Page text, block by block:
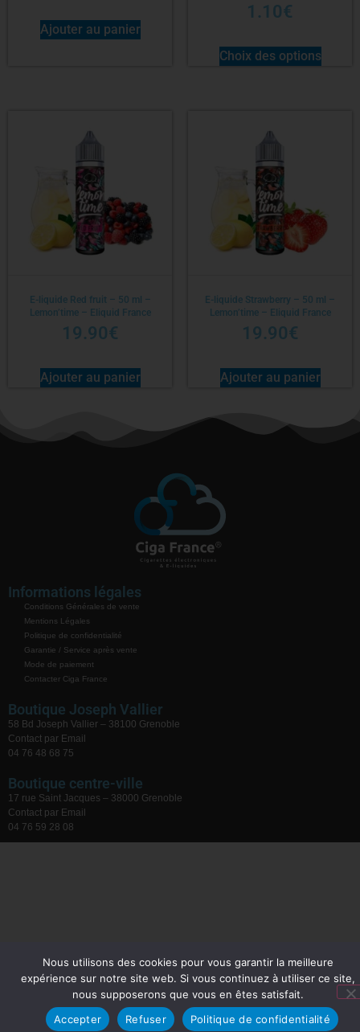
Ajouter au panier
1.10€
Choix des options
E-liquide Red fruit – 50 ml –
Lemon’time – Eliquid France
19.90€
Ajouter au panier
E-liquide Strawberry – 50 ml –
Lemon’time – Eliquid France
19.90€
Ajouter au panier
Informations légales
Conditions Générales de vente
Mentions Légales
Politique de confidentialité
Garantie / Service après vente
Mode de paiement
Contacter Ciga France
Boutique Joseph Vallier
58 Bd Joseph Vallier – 38100 Grenoble
Contact par Email
04 76 48 68 75
Boutique centre-ville
17 rue Saint Jacques – 38000 Grenoble
Contact par Email
04 76 59 28 08
Nous utilisons des cookies pour vous garantir la meilleure
expérience sur notre site web. Si vous continuez à utiliser ce site,
nous supposerons que vous en êtes satisfait.
Accepter
Refuser Politique de confidentialité